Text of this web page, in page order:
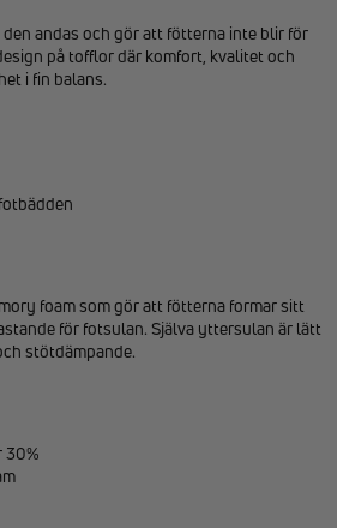
andas och gör att fötterna inte blir för
på tofflor där komfort, kvalitet och
i fin balans.
foam som gör att fötterna formar sitt
för fotsulan. Själva yttersulan är lätt
stötdämpande.
30%